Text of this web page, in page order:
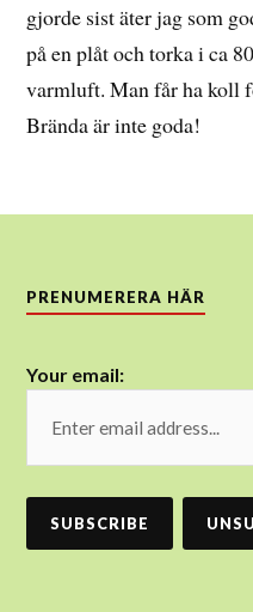
gjorde sist äter jag som
på en plåt och torka i ca
varmluft. Man får ha koll
Brända är inte goda!
PRENUMERERA HÄR
Your email: